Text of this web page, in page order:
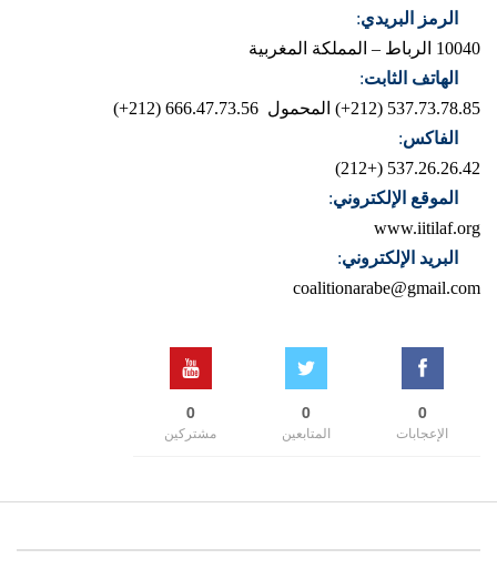
الرمز البريدي:
10040 الرباط – المملكة المغربية
الهاتف الثابت:
537.73.78.85 (212+)
المحمول 666.47.73.56 (212+)
الفاكس:
537.26.26.42 (+212)
الموقع الإلكتروني:
www.iitilaf.org
البريد الإلكتروني:
coalitionarabe@gmail.com
0
الإعجابات
0
المتابعين
0
مشتركين